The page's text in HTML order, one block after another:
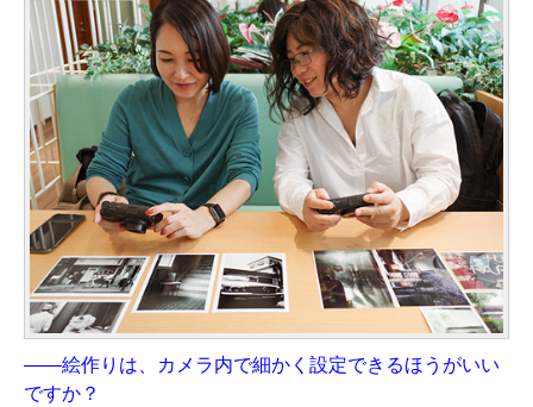
——絵作りは、カメラ内で細かく設定できるほうがいい
ですか？